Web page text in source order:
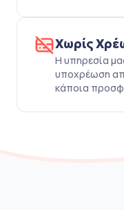
Χωρίς
Η υπηρεσία
υποχρέωση
κάποια